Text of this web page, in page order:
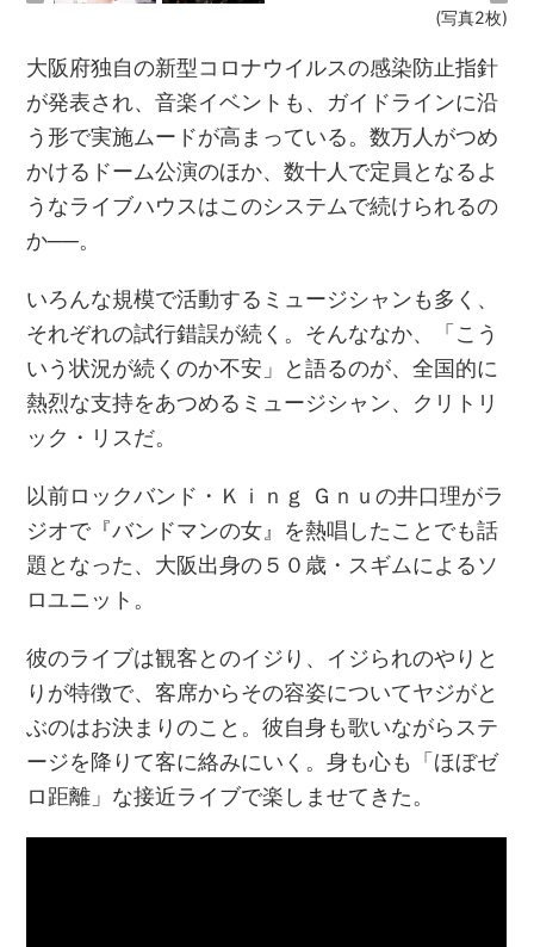
(写真2枚)
大阪府独自の新型コロナウイルスの感染防止指針
が発表され、音楽イベントも、ガイドラインに沿
う形で実施ムードが高まっている。数万人がつめ
かけるドーム公演のほか、数十人で定員となるよ
うなライブハウスはこのシステムで続けられるの
か──。
いろんな規模で活動するミュージシャンも多く、
それぞれの試行錯誤が続く。そんななか、「こう
いう状況が続くのか不安」と語るのが、全国的に
熱烈な支持をあつめるミュージシャン、クリトリ
ック・リスだ。
以前ロックバンド・Ｋｉｎｇ Ｇｎｕの井口理がラ
ジオで『バンドマンの女』を熱唱したことでも話
題となった、大阪出身の５０歳・スギムによるソ
ロユニット。
彼のライブは観客とのイジり、イジられのやりと
りが特徴で、客席からその容姿についてヤジがと
ぶのはお決まりのこと。彼自身も歌いながらステ
ージを降りて客に絡みにいく。身も心も「ほぼゼ
ロ距離」な接近ライブで楽しませてきた。